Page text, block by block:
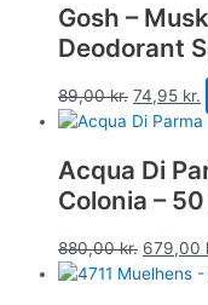
Gosh –
Deodorant
89,00kr. 74,95 kr.
Acqua Di
Colonia –
880,00kr. 679,00